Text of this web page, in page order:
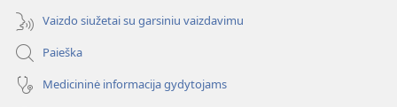
Vaizdo siužetai su garsiniu vaizdavimu
Paieška
Medicininė informacija gydytojams